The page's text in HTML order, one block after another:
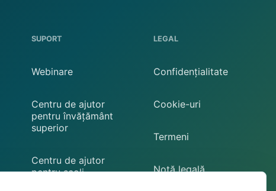
SUPORT
Webinare
Centru de ajutor
pentru învățământ
superior
Centru de ajutor
pentru școli
LEGAL
Confidențialitate
Cookie-uri
Termeni
Notă legală